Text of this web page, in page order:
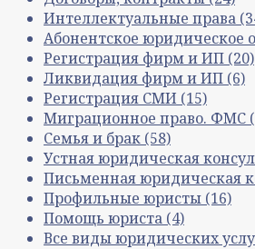
Интеллектуальные права
Абонентское юридическое
Регистрация фирм и ИП (20)
Ликвидация фирм и ИП (6)
Регистрация СМИ (15)
Миграционное право. ФМС
Семья и брак (58)
Устная юридическая
Письменная юридическая
Профильные юристы (16)
Помощь юриста (4)
Все виды юридических